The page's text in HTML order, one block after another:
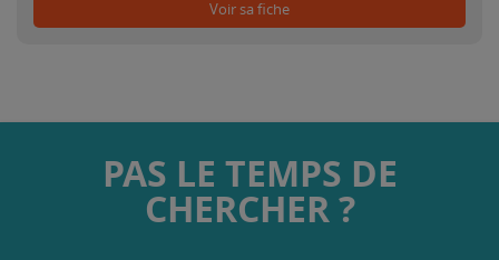
Voir sa fiche
PAS LE TEMPS DE
CHERCHER ?